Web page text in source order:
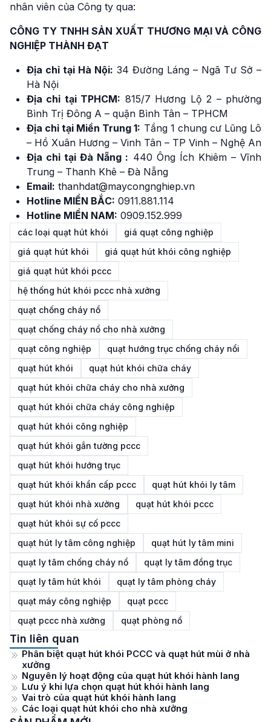
nhân viên của Công ty qua:
CÔNG TY TNHH SẢN XUẤT THƯƠNG MẠI VÀ CÔNG
NGHIỆP THÀNH ĐẠT
Địa chỉ tại Hà Nội: 34 Đường Láng – Ngã Tư Sở –
Hà Nội
Địa chỉ tại TPHCM: 815/7 Hương Lộ 2 – phường
Bình Trị Đông A – quận Bình Tân – TPHCM
Địa chỉ tại Miền Trung 1: Tầng 1 chung cư Lũng Lô
– Hồ Xuân Hương – Vinh Tân – TP Vinh – Nghệ An
Địa chỉ tại Đà Nẵng : 440 Ông Ích Khiêm – Vĩnh
Trung – Thanh Khê – Đà Nẵng
Email: thanhdat@maycongnghiep.vn
Hotline MIỀN BẮC: 0911.881.114
Hotline MIỀN NAM: 0909.152.999
các loại quạt hút khói
giá quạt công nghiệp
giá quạt hút khói
giá quạt hút khói công nghiệp
giá quạt hút khói pccc
hệ thống hút khói pccc nhà xưởng
quạt chống cháy nổ
quạt chống cháy nổ cho nhà xưởng
quạt công nghiệp
quạt hướng trục chống cháy nổi
quạt hút khói
quạt hút khói chữa cháy
quạt hút khói chữa cháy cho nhà xưởng
quạt hút khói chữa cháy công nghiệp
quạt hút khói công nghiệp
quạt hút khói gắn tường pccc
quạt hút khói hướng trục
quạt hút khói khẩn cấp pccc
quạt hút khói ly tâm
quạt hút khói nhà xưởng
quạt hút khói pccc
quạt hút khói sự cố pccc
quạt hút ly tâm công nghiệp
quạt hút ly tâm mini
quạt ly tâm chống cháy nổ
quạt ly tâm đồng trục
quạt ly tâm hút khói
quạt ly tâm phòng cháy
quạt máy công nghiệp
quạt pccc
quạt pccc nhà xưởng
quạt phòng nổ
Tin liên quan
Phân biệt quạt hút khói PCCC và quạt hút mùi ở nhà
xưởng
Nguyên lý hoạt động của quạt hút khói hành lang
Lưu ý khi lựa chọn quạt hút khói hành lang
Vai trò của quạt hút khói hành lang
Các loại quạt hút khói cho nhà xưởng